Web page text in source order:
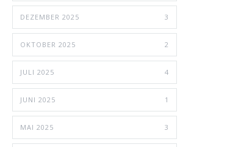
DEZEMBER 2025 3
OKTOBER 2025 2
JULI 2025 4
JUNI 2025 1
MAI 2025 3